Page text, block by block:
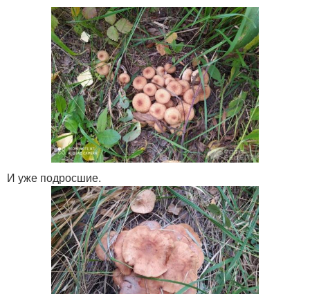
И уже подросшие.